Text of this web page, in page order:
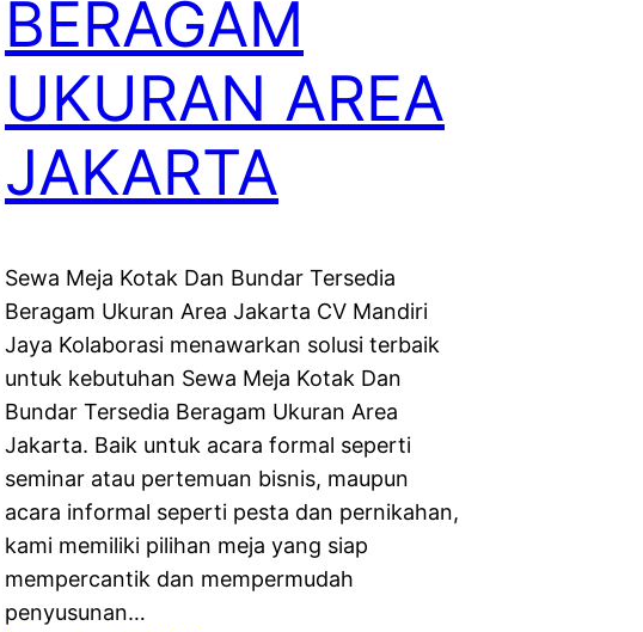
BERAGAM
UKURAN AREA
JAKARTA
Sewa Meja Kotak Dan Bundar Tersedia
Beragam Ukuran Area Jakarta CV Mandiri
Jaya Kolaborasi menawarkan solusi terbaik
untuk kebutuhan Sewa Meja Kotak Dan
Bundar Tersedia Beragam Ukuran Area
Jakarta. Baik untuk acara formal seperti
seminar atau pertemuan bisnis, maupun
acara informal seperti pesta dan pernikahan,
kami memiliki pilihan meja yang siap
mempercantik dan mempermudah
penyusunan…